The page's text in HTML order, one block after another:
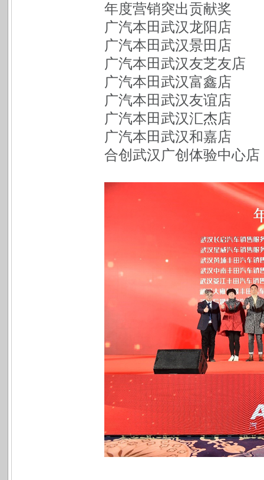
年度营销突出贡献奖
广汽本田武汉龙阳店
广汽本田武汉景田店
广汽本田武汉友芝友店
广汽本田武汉富鑫店
广汽本田武汉友谊店
广汽本田武汉汇杰店
广汽本田武汉和嘉店
合创武汉广创体验中心店